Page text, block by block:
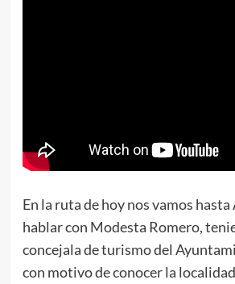
En la ruta de hoy nos vamos
hablar con Modesta Romero,
concejala de turismo del
con motivo de conocer la